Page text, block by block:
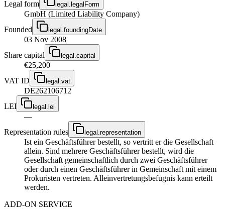
Legal form legal.legalForm
GmbH (Limited Liability Company)
Founded
legal.foundingDate
03 Nov 2008
Share capital
legal.capital
€25,200
VAT ID
legal.vat
DE262106712
LEI
legal.lei
—
Representation rules
legal.representation
Ist ein Geschäftsführer bestellt, so vertritt er die Gesellschaft
allein. Sind mehrere Geschäftsführer bestellt, wird die
Gesellschaft gemeinschaftlich durch zwei Geschäftsführer
oder durch einen Geschäftsführer in Gemeinschaft mit einem
Prokuristen vertreten. Alleinvertretungsbefugnis kann erteilt
werden.
ADD-ON SERVICE